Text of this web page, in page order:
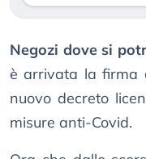
Negozi dove si
è arrivata la firma
nuovo decreto
misure anti-Covid.